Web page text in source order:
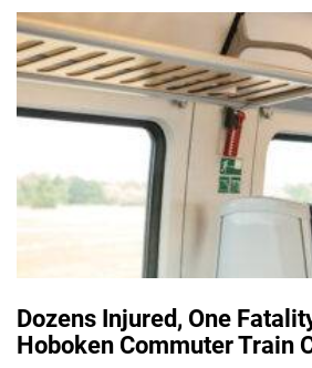
Dozens Injured, One
Hoboken Commuter Train